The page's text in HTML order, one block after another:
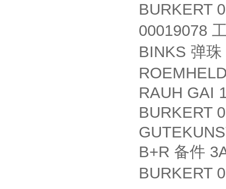
BURKERT
00019078
BINKS 弹珠
RAUH GAI
BURKERT
B+R 备件
BURKERT